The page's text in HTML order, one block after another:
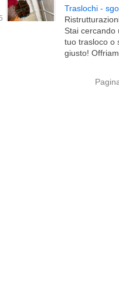
Traslochi -
Stai cercando
tuo trasloco o
giusto!